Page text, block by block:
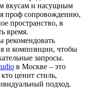
вкусам и насущным
проф сопровождению,
пространство, в
время.
рекомендовать
и композиции, чтобы
запросы.
в Москве – это
ценит стиль,
подход.